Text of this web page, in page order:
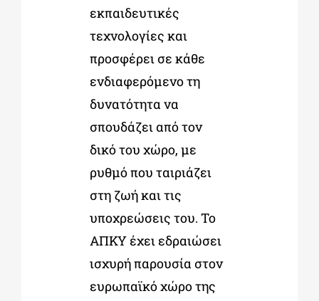
εκπαιδευτικές
τεχνολογίες και
προσφέρει σε κάθε
ενδιαφερόμενο τη
δυνατότητα να
σπουδάζει από τον
δικό του χώρο, με
ρυθμό που ταιριάζει
στη ζωή και τις
υποχρεώσεις του. Το
ΑΠΚΥ έχει εδραιώσει
ισχυρή παρουσία στον
ευρωπαϊκό χώρο της